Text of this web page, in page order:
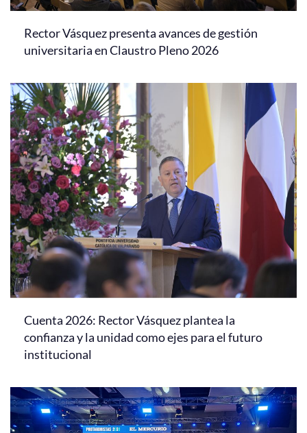
Rector Vásquez presenta avances de gestión
universitaria en Claustro Pleno 2026
Cuenta 2026: Rector Vásquez plantea la
confianza y la unidad como ejes para el futuro
institucional